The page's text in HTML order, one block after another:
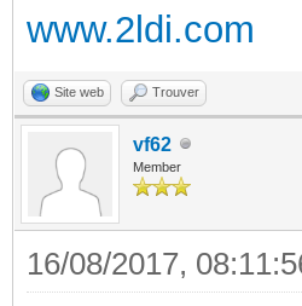
www.2ldi.com
Site web Trouver
vf62
Member
16/08/2017,